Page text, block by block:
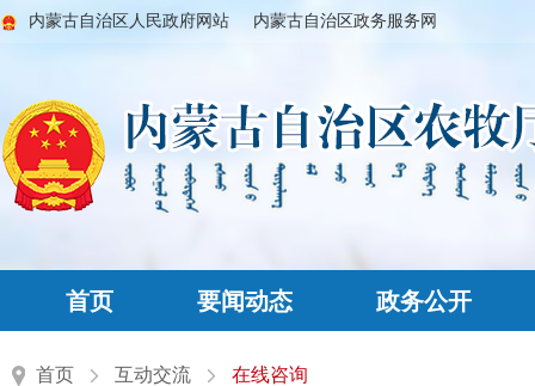
内蒙古自治区人民政府网站 内蒙古自治区政务服务网
首页 要闻动态 政务公开
首页 互动交流 在线咨询